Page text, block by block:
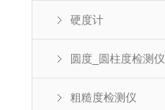
硬度计
圆度_圆柱度检测仪
粗糙度检测仪